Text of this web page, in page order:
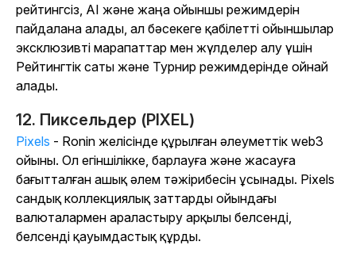
рейтингсіз, AI және жаңа ойыншы режимдерін
пайдалана алады, ал бәсекеге қабілетті ойыншылар
эксклюзивті марапаттар мен жүлделер алу үшін
Рейтингтік саты және Турнир режимдерінде ойнай
алады.
12. Пиксельдер (PIXEL)
Pixels - Ronin желісінде құрылған әлеуметтік web3
ойыны. Ол егіншілікке, барлауға және жасауға
бағытталған ашық әлем тәжірибесін ұсынады. Pixels
сандық коллекциялық заттарды ойындағы
валюталармен араластыру арқылы белсенді,
белсенді қауымдастық құрды.